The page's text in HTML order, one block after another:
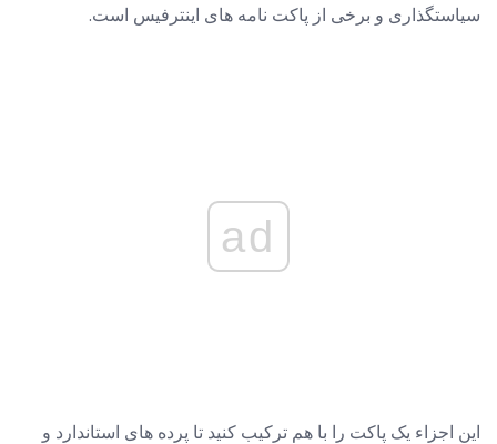
سیاستگذاری و برخی از پاکت نامه های اینترفیس است.
ad
این اجزاء یک پاکت را با هم ترکیب کنید تا پرده های استاندارد و